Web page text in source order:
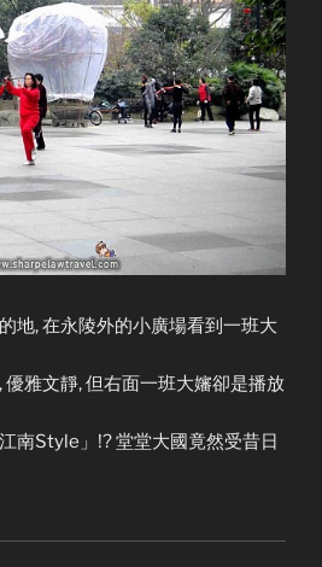
地, 在永陵外的小廣場看到一班大
雅文靜, 但右面一班大嬸卻是播放
南Style」!? 堂堂大國竟然受昔日